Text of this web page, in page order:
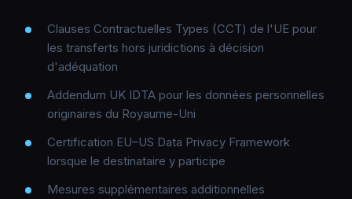
Clauses Contractuelles Types (CCT) de l'UE pour
les transferts hors juridictions à décision
d'adéquation
Addendum UK IDTA pour les données personnelles
originaires du Royaume-Uni
Certification EU–US Data Privacy Framework
lorsque le destinataire y participe
Mesures supplémentaires additionnelles